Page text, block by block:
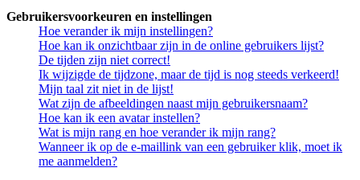
Gebruikersvoorkeuren en instellingen
Hoe verander ik mijn instellingen?
Hoe kan ik onzichtbaar zijn in de online gebruikers lijst?
De tijden zijn niet correct!
Ik wijzigde de tijdzone, maar de tijd is nog steeds verkeerd!
Mijn taal zit niet in de lijst!
Wat zijn de afbeeldingen naast mijn gebruikersnaam?
Hoe kan ik een avatar instellen?
Wat is mijn rang en hoe verander ik mijn rang?
Wanneer ik op de e-maillink van een gebruiker klik, moet ik
me aanmelden?